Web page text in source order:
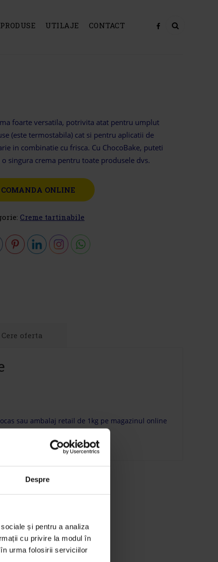
Despre
și pentru a analiza
cu privire la modul în
urma folosirii serviciilor
PRODUSE UTILAJE CONTACT
foarte versatila, potrivita atat pentru umplut
(este termostabila) cat si pentru aplicatii de
in combinatie cu frisca. Cu ChocoBake, puteti
singura crema pentru toate produsele dvs.
COMANDA ONLINE
Creme tartinabile
Cere oferta
sau ambalaj retail de 1kg pe magazinul online